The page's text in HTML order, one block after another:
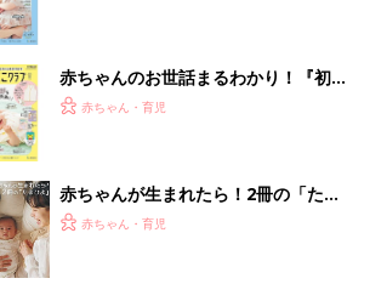
赤ちゃんのお世話まるわかり！『初め
てのひよこクラブ 夏号』〈巻頭大特
赤ちゃん・育児
赤ちゃんが生まれたら！2冊の「たま
ひよ」
赤ちゃん・育児